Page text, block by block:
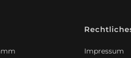
Impressum